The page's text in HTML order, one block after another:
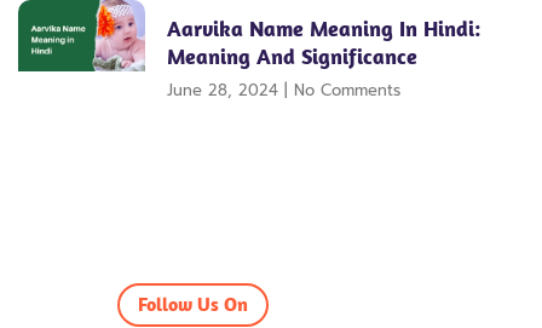
Aarvika Name Meaning In Hindi:
Meaning And Significance
June 28, 2024 No Comments
Follow Us On